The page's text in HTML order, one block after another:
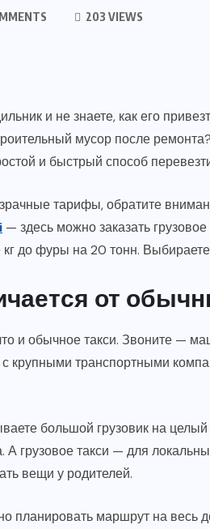
203 VIEWS
и не знаете, как его
мусор после
и быстрый способ
тарифы, обратите
— здесь можно заказать
до фуры на 20 тонн.
от
и обычное такси. Звоните —
крупными транспортными
большой грузовик на
грузовое такси — для
вещи у родителей.
маршрут на весь